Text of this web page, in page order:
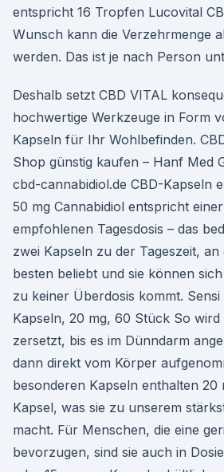
entspricht 16 Tropfen Lucovital
Wunsch kann die Verzehrmenge
werden. Das ist je nach Person
Deshalb setzt CBD VITAL
hochwertige Werkzeuge in Form
Kapseln für Ihr Wohlbefinden.
Shop günstig kaufen – Hanf Med
cbd-cannabidiol.de CBD-Kapseln
50 mg Cannabidiol entspricht
empfohlenen Tagesdosis – das
zwei Kapseln zu der Tageszeit,
besten beliebt und sie können
zu keiner Überdosis kommt. Sensi
Kapseln, 20 mg, 60 Stück So wird
zersetzt, bis es im Dünndarm
dann direkt vom Körper
besonderen Kapseln enthalten 20
Kapsel, was sie zu unserem
macht. Für Menschen, die eine
bevorzugen, sind sie auch in